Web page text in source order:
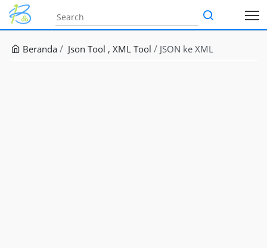
Beranda Json Tool XML Tool JSON ke XML